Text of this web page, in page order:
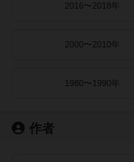
2016〜2018年
2000〜2010年
1980〜1990年
作者